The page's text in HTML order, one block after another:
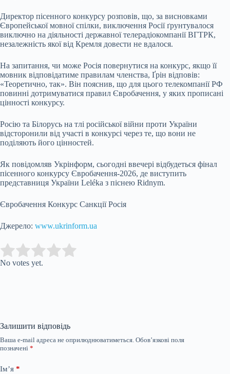
Директор пісенного конкурсу розповів, що, за висновками
Європейської мовної спілки, виключення Росії ґрунтувалося
виключно на діяльності державної телерадіокомпанії ВГТРК,
незалежність якої від Кремля довести не вдалося.
На запитання, чи може Росія повернутися на конкурс, якщо її
мовник відповідатиме правилам членства, Ґрін відповів:
«Теоретично, так». Він пояснив, що для цього телекомпанії РФ
повинні дотримуватися правил Євробачення, у яких прописані
цінності конкурсу.
Росію та Білорусь на тлі російської війни проти України
відсторонили від участі в конкурсі через те, що вони не
поділяють його цінностей.
Як повідомляв Укрінформ, сьогодні ввечері відбудеться фінал
пісенного конкурсу Євробачення-2026, де виступить
представниця України Leléka з піснею Ridnym.
Євробачення Конкурс Санкції Росія
Джерело: www.ukrinform.ua
Rate this item:
No votes yet.
Залишити відповідь
Ваша e-mail адреса не оприлюднюватиметься. Обов’язкові поля
позначені *
Ім’я *